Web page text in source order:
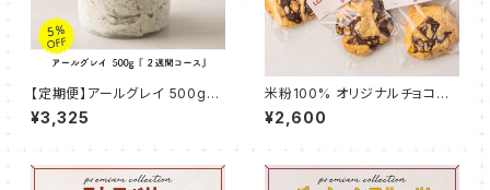
【定期便】アールグレイ 500g
『２週間コース』
¥3,325
米粉100% オリジナルチョコチ
ャンククッキー 5枚
¥2,600